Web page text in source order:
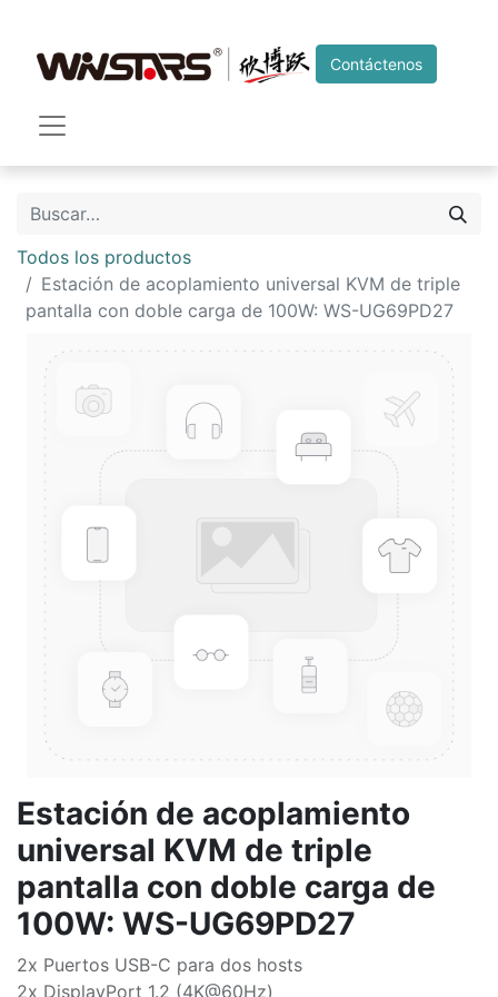
Contáctenos
Todos los productos
Estación de acoplamiento universal KVM de triple
pantalla con doble carga de 100W: WS-UG69PD27
Estación de acoplamiento
universal KVM de triple
pantalla con doble carga de
100W: WS-UG69PD27
2x Puertos USB-C para dos hosts
2x DisplayPort 1.2 (4K@60Hz)